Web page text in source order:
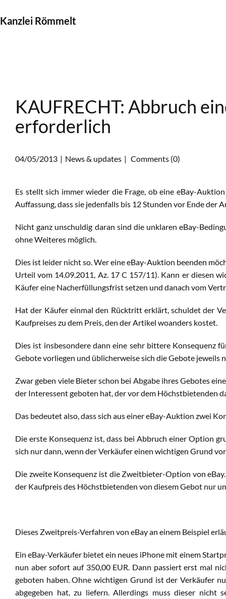
Kanzlei Römmelt
KAUFRECHT: Abbruch
erforderlich
04/05/2013 News & updates Comments (0)
Es stellt sich immer wieder die Frage, ob eine eBay-
Auffassung, dass sie jedenfalls bis 12 Stunden vor Ende
Nicht ganz unschuldig daran sind die unklaren eBay-
ohne Weiteres möglich.
Dies ist leider nicht so. Wer eine eBay-Auktion beenden
Urteil vom 14.09.2011, Az. 17 C 157/11). Kann er diesen
Käufer eine Nacherfüllungsfrist setzen und danach vom
Hat der Käufer einmal den Rücktritt erklärt, schuldet der
Kaufpreises zu dem Preis, den der Artikel woanders kostet.
Dies ist insbesondere dann eine sehr bittere Konsequenz
Gebote vorliegen und üblicherweise sich die Gebote jeweils
Zwar geben viele Bieter schon bei Abgabe ihres Gebotes
der Interessent geboten hat, der vor dem Höchstbietenden
Das bedeutet also, dass sich aus einer eBay-Auktion zwei
Die erste Konsequenz ist, dass bei Abbruch einer Option
sich nur dann, wenn der Verkäufer einen wichtigen Grund
Die zweite Konsequenz ist die Zweitbieter-Option von
der Kaufpreis des Höchstbietenden von diesem Gebot nur
Dieses Zweitpreis-Verfahren von eBay an einem Beispiel
Ein eBay-Verkäufer bietet ein neues iPhone mit einem
nun aber sofort auf 350,00 EUR. Dann passiert erst mal
geboten haben. Ohne wichtigen Grund ist der Verkäufer
abgegeben hat, zu liefern. Allerdings muss dieser